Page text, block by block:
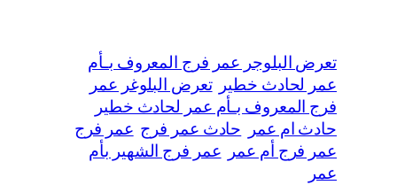
تعرض البلوجر عمر فرج المعروف بـأم
عمر لحادث خطير تعرض البلوغر عمر
فرج المعروف بـأم عمر لحادث خطير
حادث ام عمر حادث عمر فرج عمر فرج
عمر فرج أم عمر عمر فرج الشهير بأم
عمر